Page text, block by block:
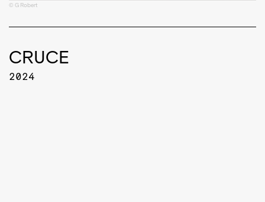
© G Robert
CRUCE
2024